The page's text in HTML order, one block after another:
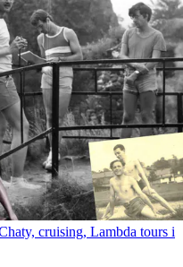
cruising, Lambda tours i